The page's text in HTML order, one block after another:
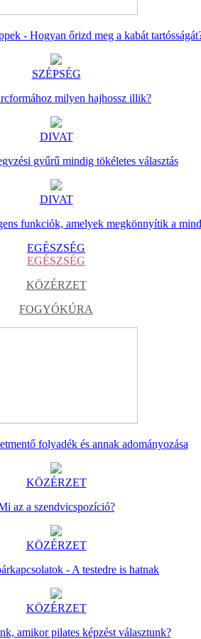
- Hogyan őrizd meg a kabát
SZÉPSÉG
milyen hajhossz illik?
DIVAT
gyűrű mindig tökéletes választás
DIVAT
funkciók, amelyek megkönnyítik a
EGÉSZSÉG
EGÉSZSÉG
KÖZÉRZET
FOGYÓKÚRA
folyadék és annak adományozása
KÖZÉRZET
az a szendvicspozíció?
KÖZÉRZET
- A testedre is hatnak
KÖZÉRZET
amikor pilates képzést választunk?